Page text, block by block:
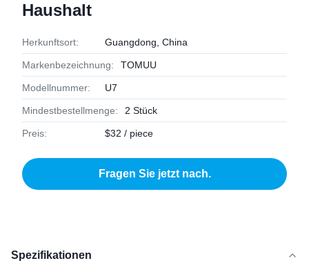
Haushalt
Herkunftsort: Guangdong, China
Markenbezeichnung: TOMUU
Modellnummer: U7
Mindestbestellmenge: 2 Stück
Preis: $32 / piece
Fragen Sie jetzt nach.
Spezifikationen